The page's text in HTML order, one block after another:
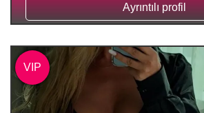
Ayrıntılı profil
VIP